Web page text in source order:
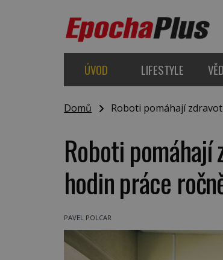
ÚVOD LIFESTYLE
Domů Roboti pomáhají
Roboti
hodin práce
PAVEL POLCAR